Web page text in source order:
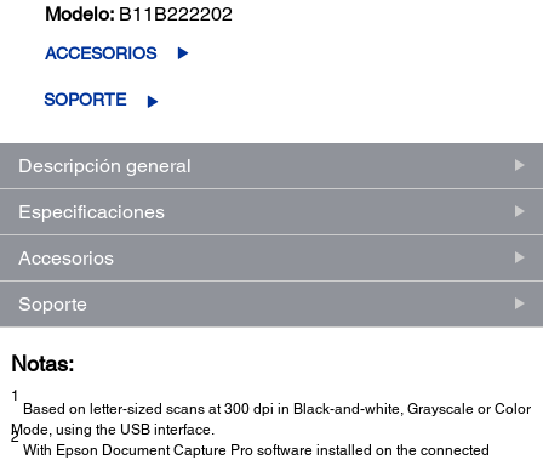
Modelo: B11B222202
ACCESORIOS
SOPORTE
Descripción general
Especificaciones
Accesorios
Soporte
Notas:
1
Based on letter-sized scans at 300 dpi in Black-and-white, Grayscale or Color
Mode, using the USB interface.
2
With Epson Document Capture Pro software installed on the connected